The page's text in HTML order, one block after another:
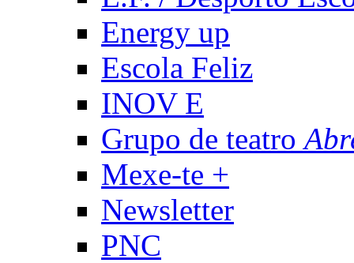
Energy up
Escola Feliz
INOV E
Grupo de teatro
Mexe-te +
Newsletter
PNC